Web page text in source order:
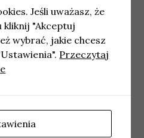
21 we Wrocławiu:
Jeśli uważasz, że
"Akceptuj
wybrać, jakie chcesz
Przeczytaj